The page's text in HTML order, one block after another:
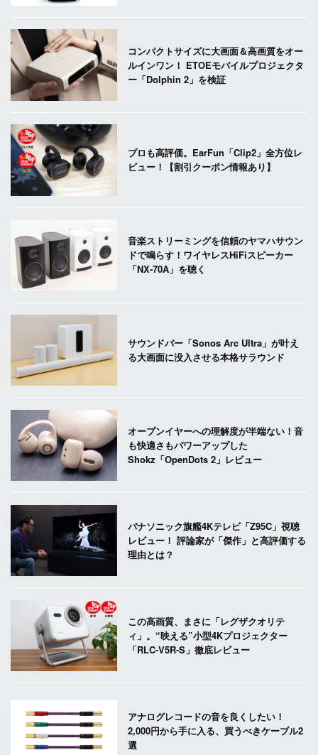
コンパクトサイズに大画面＆高画質をオー
ルインワン！ ETOEモバイルプロジェクタ
ー「Dolphin 2」を検証
プロも高評価。EarFun「Clip2」全方位レ
ビュー！【割引クーポン情報あり】
音楽ストリーミングを信頼のヤマハサウン
ドで鳴らす！ワイヤレスHiFiスピーカー
「NX-70A」を聴く
サウンドバー「Sonos Arc Ultra」が叶え
る大画面に没入させる本格サラウンド
オープンイヤーへの理解度が半端ない！音
も快適さもパワーアップした
Shokz「OpenDots 2」レビュー
パナソニック旗艦4Kテレビ「Z95C」視聴
レビュー！ 評論家が「傑作」と高評価する
理由とは？
この高画質、まさに「レグザクオリテ
ィ」。“映える”小型4Kプロジェクター
「RLC-V5R-S」徹底レビュー
アナログレコードの音を良くしたい！
2,000円から手に入る、買うべきケーブル2
選